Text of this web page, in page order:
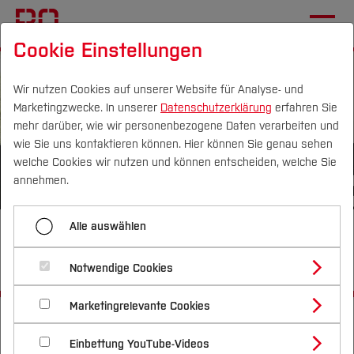
Campus Personen DE|EN Quicklinks
Studium
Studienangebote
Bachelorstudiengänge
Masterstudiengänge
Vor dem Studium
Bewerben & Einschreiben
Bewerbungsportal
Im Studium
Studienbüros und Prüfungen
Nach dem Studium
Forschung & Transfer
Profil
Forschungs- und Transferprofil
Schwerpunkte (FuT)
Beratung & Förderung
Nachhaltigkeit
Nachhaltigkeit studieren
International
Ausbildungsmöglichkeiten an
der Hochschule Bochum
Startseite
Die BO Informationen
Ausbildung
Cookie Einstellungen
Wir nutzen Cookies auf unserer Website für Analyse- und
Marketingzwecke. In unserer Datenschutzerklärung erfahren Sie
mehr darüber, wie wir personenbezogene Daten verarbeiten und
wie Sie uns kontaktieren können. Hier können Sie genau sehen
welche Cookies wir nutzen und können entscheiden, welche Sie
annehmen.
Alle auswählen
Notwendige Cookies
Marketingrelevante Cookies
Einbettung YouTube-Videos